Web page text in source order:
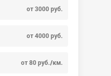
от 3000 руб.
от 4000 руб.
от 80 руб./км.